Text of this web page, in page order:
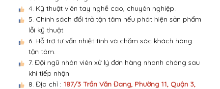
4. Kỹ thuật viên tay nghề cao, chuyên nghiệp.
5. Chính sách đổi trả tận tâm nếu phát hiện sản phẩm
lỗi kỹ thuật
6. Hỗ trợ tư vấn nhiệt tình và chăm sóc khách hàng
tận tâm.
7. Đội ngũ nhân viên xử lý đơn hàng nhanh chóng sau
khi tiếp nhận
8. Địa chỉ : 187/3 Trần Văn Đang, Phường 11, Quận 3,